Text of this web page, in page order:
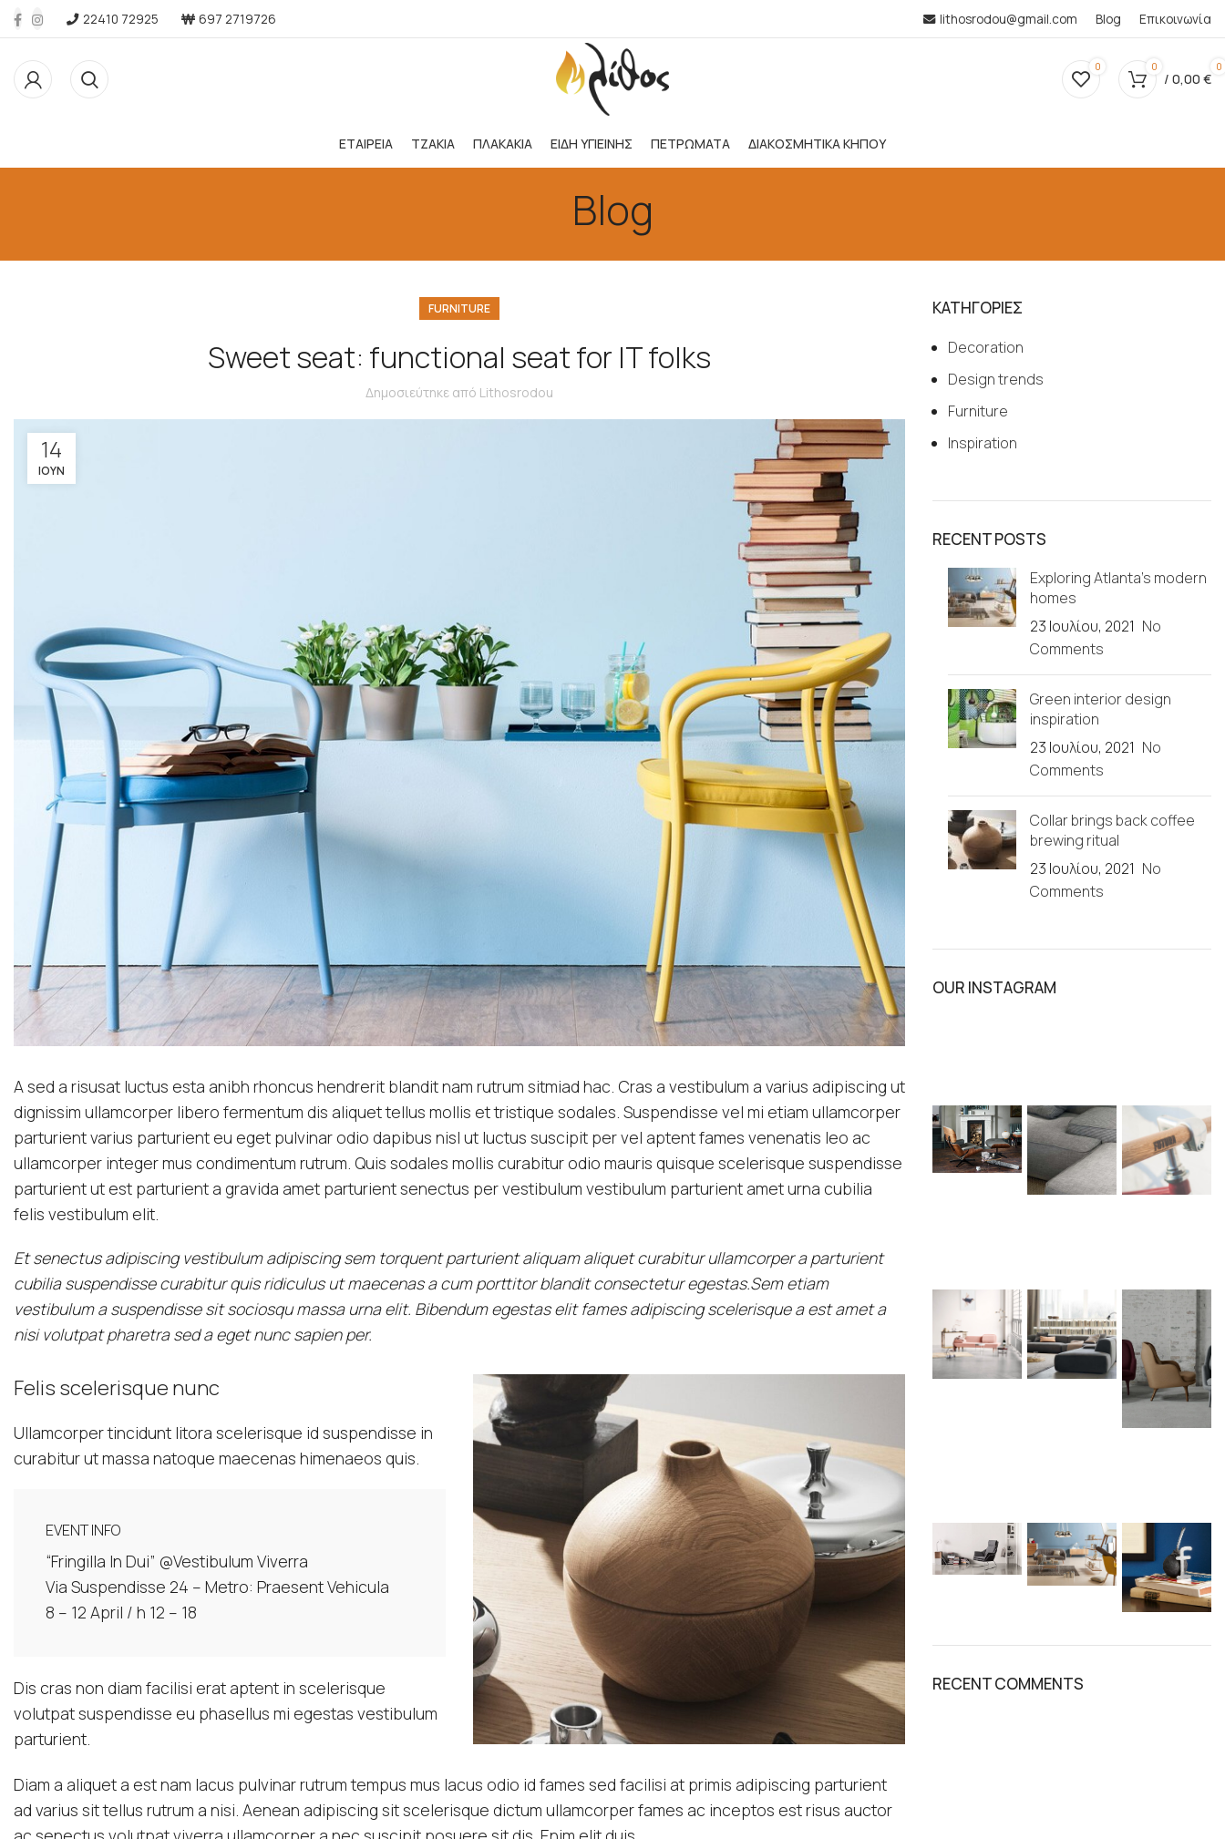
22410 72925 697 2719726 lithosrodou@gmail.com Blog Επικοινωνία
0 0 0
/ 0,00 €
ΕΤΑΙΡΕΙΑ ΤΖΑΚΙΑ ΠΛΑΚΑΚΙΑ ΕΙΔΗ ΥΓΙΕΙΝΗΣ ΠΕΤΡΩΜΑΤΑ ΔΙΑΚΟΣΜΗΤΙΚΑ ΚΗΠΟΥ
Blog
FURNITURE
Sweet seat: functional seat for IT folks
Δημοσιεύτηκε από Lithosrodou
14
ΙΟΥΝ
A sed a risusat luctus esta anibh rhoncus hendrerit blandit nam rutrum sitmiad hac. Cras a vestibulum a varius adipiscing ut
dignissim ullamcorper libero fermentum dis aliquet tellus mollis et tristique sodales. Suspendisse vel mi etiam ullamcorper
parturient varius parturient eu eget pulvinar odio dapibus nisl ut luctus suscipit per vel aptent fames venenatis leo ac
ullamcorper integer mus condimentum rutrum. Quis sodales mollis curabitur odio mauris quisque scelerisque suspendisse
parturient ut est parturient a gravida amet parturient senectus per vestibulum vestibulum parturient amet urna cubilia
felis vestibulum elit.
Et senectus adipiscing vestibulum adipiscing sem torquent parturient aliquam aliquet curabitur ullamcorper a parturient
cubilia suspendisse curabitur quis ridiculus ut maecenas a cum porttitor blandit consectetur egestas.Sem etiam
vestibulum a suspendisse sit sociosqu massa urna elit. Bibendum egestas elit fames adipiscing scelerisque a est amet a
nisi volutpat pharetra sed a eget nunc sapien per.
Felis scelerisque nunc
Ullamcorper tincidunt litora scelerisque id suspendisse in
curabitur ut massa natoque maecenas himenaeos quis.
EVENT INFO
“Fringilla In Dui” @Vestibulum Viverra
Via Suspendisse 24 – Metro: Praesent Vehicula
8 – 12 April / h 12 – 18
Dis cras non diam facilisi erat aptent in scelerisque
volutpat suspendisse eu phasellus mi egestas vestibulum
parturient.
Diam a aliquet a est nam lacus pulvinar rutrum tempus mus lacus odio id fames sed facilisi at primis adipiscing parturient
ad varius sit tellus rutrum a nisi. Aenean adipiscing sit scelerisque dictum ullamcorper fames ac inceptos est risus auctor
ΚΑΤΗΓΟΡΙΕΣ
Decoration
Design trends
Furniture
Inspiration
RECENT POSTS
Exploring Atlanta’s modern
homes
23 Ιουλίου, 2021 No
Comments
Green interior design
inspiration
23 Ιουλίου, 2021 No
Comments
Collar brings back coffee
brewing ritual
23 Ιουλίου, 2021 No
Comments
OUR INSTAGRAM
RECENT COMMENTS